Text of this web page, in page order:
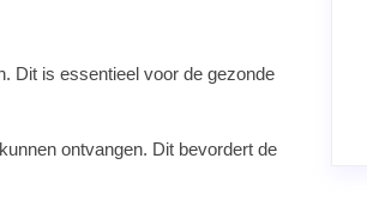
Dit is essentieel voor de gezonde
ontvangen. Dit bevordert de